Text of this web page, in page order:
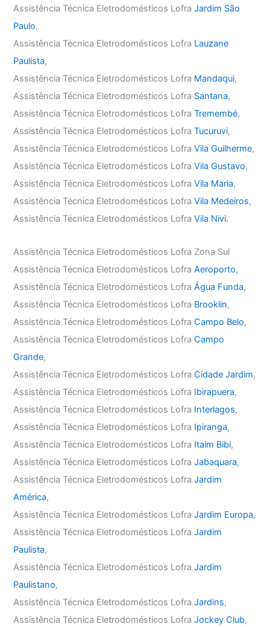
Assistência Técnica Eletrodomésticos LofraJardim São
Paulo,
Assistência Técnica Eletrodomésticos Lofra Lauzane
Paulista,
Assistência Técnica Eletrodomésticos Lofra Mandaqui,
Assistência Técnica Eletrodomésticos Lofra Santana,
Assistência Técnica Eletrodomésticos LofraTremembé,
Assistência Técnica Eletrodomésticos LofraTucuruvi,
Assistência Técnica Eletrodomésticos LofraVila Guilherme,
Assistência Técnica Eletrodomésticos LofraVila Gustavo,
Assistência Técnica Eletrodomésticos LofraVila Maria,
Assistência Técnica Eletrodomésticos LofraVila Medeiros,
Assistência Técnica Eletrodomésticos LofraVila Nivi.
Assistência Técnica Eletrodomésticos Lofra Zona Sul
Assistência Técnica Eletrodomésticos LofraAeroporto,
Assistência Técnica Eletrodomésticos LofraÁgua Funda,
Assistência Técnica Eletrodomésticos Lofra Brooklin,
Assistência Técnica Eletrodomésticos LofraCampo Belo,
Assistência Técnica Eletrodomésticos LofraCampo
Grande,
Assistência Técnica Eletrodomésticos LofraCidade Jardim,
Assistência Técnica Eletrodomésticos Lofra Ibirapuera,
Assistência Técnica Eletrodomésticos Lofra Interlagos,
Assistência Técnica Eletrodomésticos Lofra Ipiranga,
Assistência Técnica Eletrodomésticos Lofra Itaim Bibi,
Assistência Técnica Eletrodomésticos LofraJabaquara,
Assistência Técnica Eletrodomésticos LofraJardim
América,
Assistência Técnica Eletrodomésticos LofraJardim Europa,
Assistência Técnica Eletrodomésticos LofraJardim
Paulista,
Assistência Técnica Eletrodomésticos LofraJardim
Paulistano,
Assistência Técnica Eletrodomésticos LofraJardins,
Assistência Técnica Eletrodomésticos LofraJockey Club,